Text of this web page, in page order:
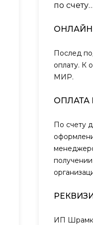
по
ОНЛАЙН
Послед
оплату. К
МИР.
ОПЛАТА
По счету
ИП